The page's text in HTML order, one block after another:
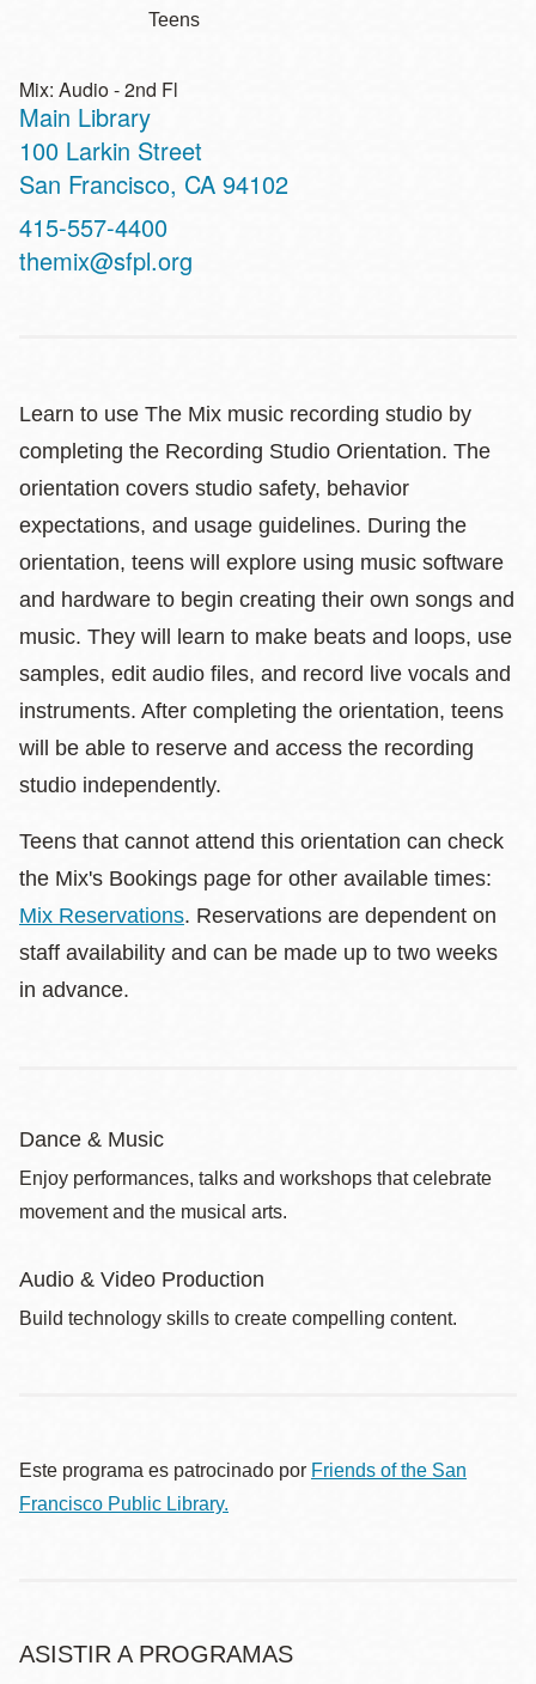
Teens
Mix: Audio - 2nd Fl
Main Library
Address
100 Larkin Street
San Francisco, CA 94102
Contact
Telephone
415-557-4400
themix@sfpl.org
Learn to use The Mix music recording studio by
completing the Recording Studio Orientation. The
orientation covers studio safety, behavior
expectations, and usage guidelines. During the
orientation, teens will explore using music software
and hardware to begin creating their own songs and
music. They will learn to make beats and loops, use
samples, edit audio files, and record live vocals and
instruments. After completing the orientation, teens
will be able to reserve and access the recording
studio independently.
Teens that cannot attend this orientation can check
the Mix's Bookings page for other available times:
Mix Reservations. Reservations are dependent on
staff availability and can be made up to two weeks
in advance.
Dance & Music
Enjoy performances, talks and workshops that celebrate
movement and the musical arts.
Audio & Video Production
Build technology skills to create compelling content.
Este programa es patrocinado por Friends of the San
Francisco Public Library.
ASISTIR A PROGRAMAS